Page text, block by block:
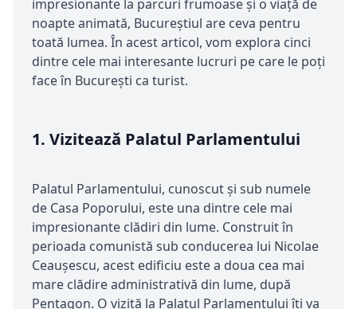
impresionante la parcuri frumoase și o viață de
noapte animată, Bucureștiul are ceva pentru
toată lumea. În acest articol, vom explora cinci
dintre cele mai interesante lucruri pe care le poți
face în București ca turist.
1. Vizitează Palatul Parlamentului
Palatul Parlamentului, cunoscut și sub numele
de Casa Poporului, este una dintre cele mai
impresionante clădiri din lume. Construit în
perioada comunistă sub conducerea lui Nicolae
Ceaușescu, acest edificiu este a doua cea mai
mare clădire administrativă din lume, după
Pentagon. O vizită la Palatul Parlamentului îți va